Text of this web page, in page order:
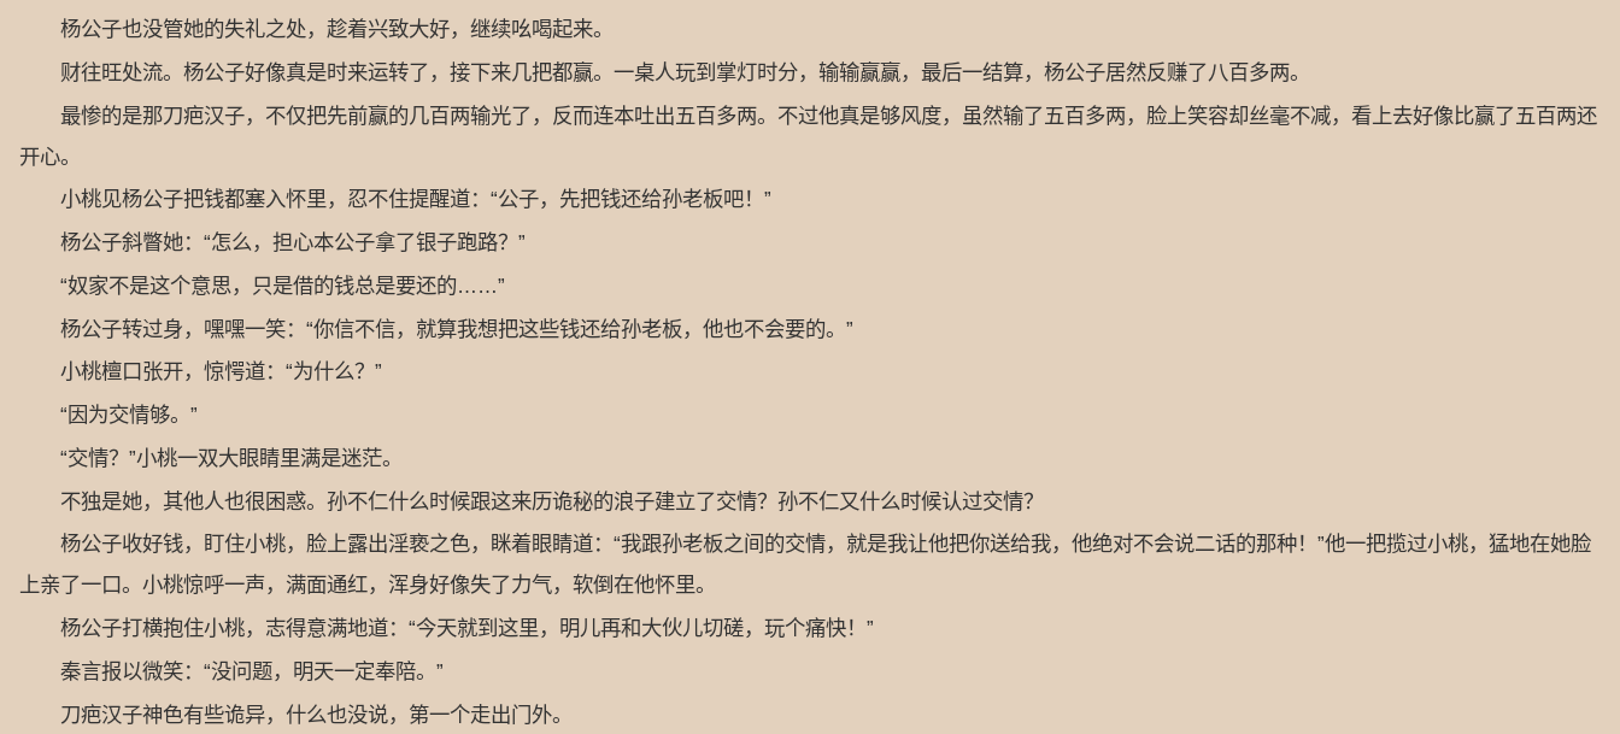
杨公子也没管她的失礼之处，趁着兴致大好，继续吆喝起来。
财往旺处流。杨公子好像真是时来运转了，接下来几把都赢。一桌人玩到掌灯时分，输输赢赢，最后一结算，杨公子居然反赚了八百多两。
最惨的是那刀疤汉子，不仅把先前赢的几百两输光了，反而连本吐出五百多两。不过他真是够风度，虽然输了五百多两，脸上笑容却丝毫不减，看上去好像比赢了五百两还
开心。
小桃见杨公子把钱都塞入怀里，忍不住提醒道：“公子，先把钱还给孙老板吧！”
杨公子斜瞥她：“怎么，担心本公子拿了银子跑路？”
“奴家不是这个意思，只是借的钱总是要还的……”
杨公子转过身，嘿嘿一笑：“你信不信，就算我想把这些钱还给孙老板，他也不会要的。”
小桃檀口张开，惊愕道：“为什么？”
“因为交情够。”
“交情？”小桃一双大眼睛里满是迷茫。
不独是她，其他人也很困惑。孙不仁什么时候跟这来历诡秘的浪子建立了交情？孙不仁又什么时候认过交情？
杨公子收好钱，盯住小桃，脸上露出淫亵之色，眯着眼睛道：“我跟孙老板之间的交情，就是我让他把你送给我，他绝对不会说二话的那种！”他一把揽过小桃，猛地在她脸
上亲了一口。小桃惊呼一声，满面通红，浑身好像失了力气，软倒在他怀里。
杨公子打横抱住小桃，志得意满地道：“今天就到这里，明儿再和大伙儿切磋，玩个痛快！”
秦言报以微笑：“没问题，明天一定奉陪。”
刀疤汉子神色有些诡异，什么也没说，第一个走出门外。